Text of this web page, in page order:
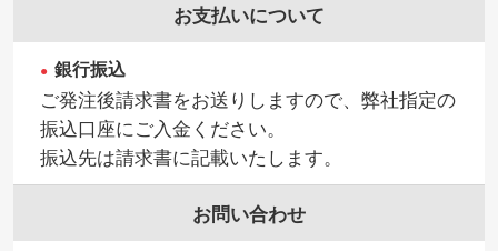
お支払いについて
銀行振込
ご発注後請求書をお送りしますので、弊社指定の
振込口座にご入金ください。
振込先は請求書に記載いたします。
お問い合わせ